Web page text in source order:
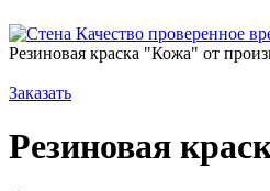
Качество проверенное
Резиновая краска "Кожа" от
Заказать
Резиновая